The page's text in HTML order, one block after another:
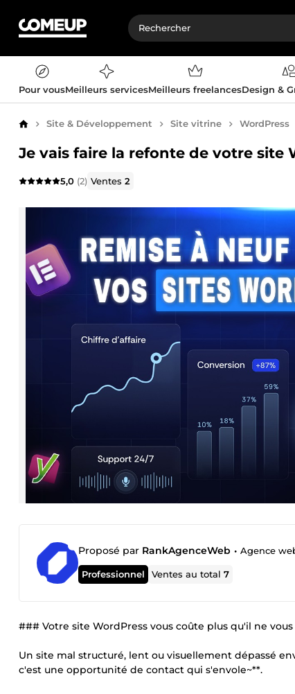
Pour vousMeilleurs servicesMeilleurs freelancesDesign &
AccueilSite & Développement Site vitrine WordPress
Je vais faire la refonte de votre site
5,0 (2) Ventes2
Proposé par RankAgenceWeb • Agence
Professionnel Ventes au total7
### Votre site WordPress vous coûte plus qu'il ne
Un site mal structuré, lent ou visuellement dépassé
c'est une opportunité de contact qui s'envole~**.